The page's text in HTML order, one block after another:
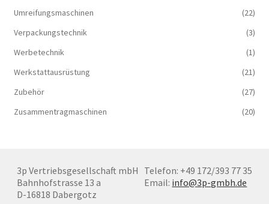
Umreifungsmaschinen
(22)
Verpackungstechnik
(3)
Werbetechnik
(1)
Werkstattausrüstung
(21)
Zubehör
(27)
Zusammentragmaschinen
(20)
3p Vertriebsgesellschaft mbH
Bahnhofstrasse 13 a
D-16818 Dabergotz
Telefon: +49 172/393 77 35
Email: info@3p-gmbh.de